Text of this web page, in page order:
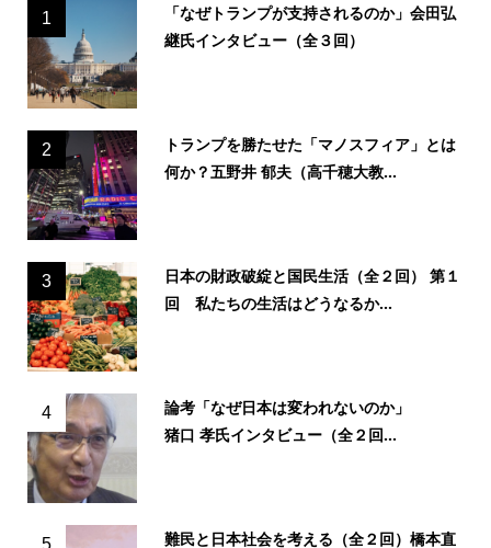
1
「なぜトランプが支持されるのか」会田弘
継氏インタビュー（全３回）
2
トランプを勝たせた「マノスフィア」とは
何か？五野井 郁夫（高千穂大教...
3
日本の財政破綻と国民生活（全２回） 第１
回 私たちの生活はどうなるか...
4
論考「なぜ日本は変われないのか」
猪口 孝氏インタビュー（全２回...
5 難民と日本社会を考える（全２回）橋本直